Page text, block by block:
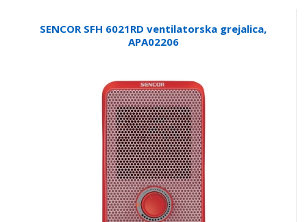
SENCOR SFH 6021RD ventilatorska grejalica,
APA02206